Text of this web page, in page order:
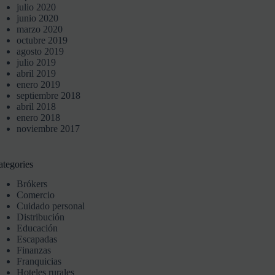
julio 2020
junio 2020
marzo 2020
octubre 2019
agosto 2019
julio 2019
abril 2019
enero 2019
septiembre 2018
abril 2018
enero 2018
noviembre 2017
Brókers
Comercio
Cuidado personal
Distribución
Educación
Escapadas
Finanzas
Franquicias
Hoteles rurales